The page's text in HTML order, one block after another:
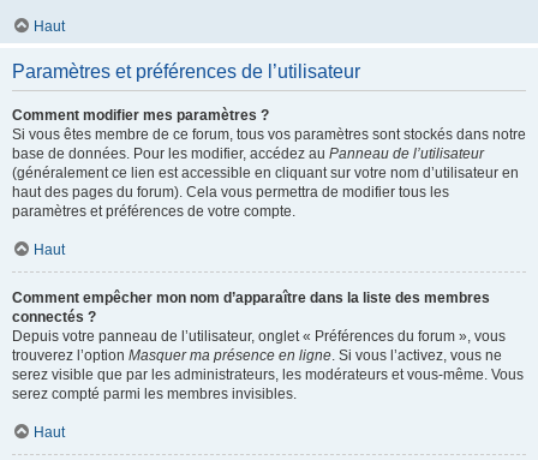
Haut
Paramètres et préférences de l’utilisateur
Comment modifier mes paramètres ?
Si vous êtes membre de ce forum, tous vos paramètres sont stockés dans notre
base de données. Pour les modifier, accédez au Panneau de l’utilisateur
(généralement ce lien est accessible en cliquant sur votre nom d’utilisateur en
haut des pages du forum). Cela vous permettra de modifier tous les
paramètres et préférences de votre compte.
Haut
Comment empêcher mon nom d’apparaître dans la liste des membres
connectés ?
Depuis votre panneau de l’utilisateur, onglet « Préférences du forum », vous
trouverez l’option Masquer ma présence en ligne. Si vous l’activez, vous ne
serez visible que par les administrateurs, les modérateurs et vous-même. Vous
serez compté parmi les membres invisibles.
Haut